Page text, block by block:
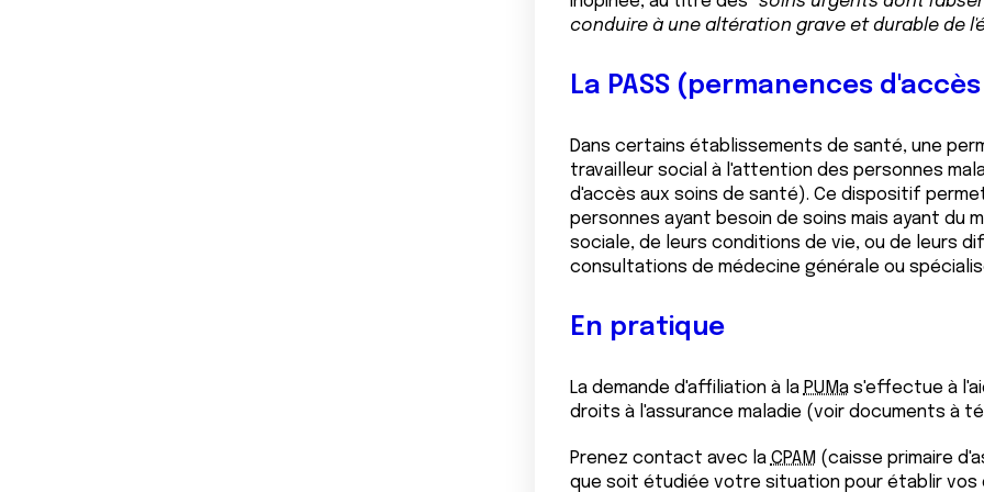
conduire à une altération grave et durable de
La PASS (permanences
Dans certains établissements de santé, une
travailleur social à l'attention des personnes
d'accès aux soins de santé). Ce dispositif
personnes ayant besoin de soins mais ayant du
sociale, de leurs conditions de vie, ou de leurs
consultations de médecine générale ou
En pratique
La demande d'affiliation à la PUMas'effectue à
droits à l'assurance maladie (voir documents à
Prenez contact avec la CPAM (caisse primaire
que soit étudiée votre situation pour établir vos